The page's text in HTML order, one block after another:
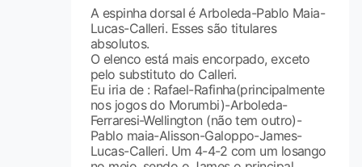
A espinha dorsal é Arboleda-Pablo Maia-
Lucas-Calleri. Esses são titulares
absolutos.
O elenco está mais encorpado, exceto
pelo substituto do Calleri.
Eu iria de : Rafael-Rafinha(principalmente
nos jogos do Morumbi)-Arboleda-
Ferraresi-Wellington (não tem outro)-
Pablo maia-Alisson-Galoppo-James-
Lucas-Calleri. Um 4-4-2 com um losango